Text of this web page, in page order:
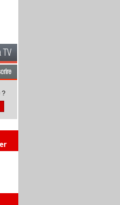
TV
?